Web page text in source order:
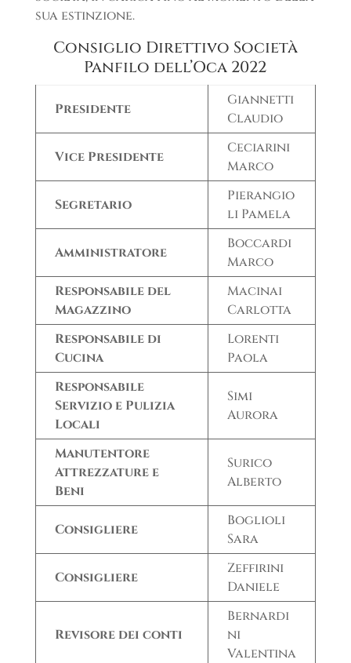
sua estinzione.
Consiglio Direttivo Società
Panfilo dell’Oca 2022
Presidente
Giannetti
Claudio
Vice Presidente
Ceciarini
Marco
Segretario
Pierangio
li Pamela
Amministratore
Boccardi
Marco
Responsabile del
Magazzino
Macinai
Carlotta
Responsabile di
Cucina
Lorenti
Paola
Responsabile
Servizio e Pulizia
Locali
Simi
Aurora
Manutentore
Attrezzature e
Beni
Surico
Alberto
Consigliere
Boglioli
Sara
Consigliere
Zeffirini
Daniele
Revisore dei conti
Bernardi
ni
Valentina